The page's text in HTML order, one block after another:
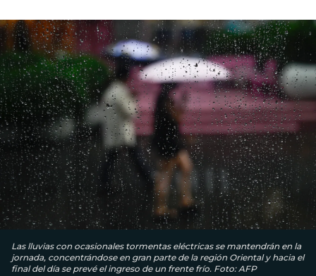
Las lluvias con ocasionales tormentas eléctricas se mantendrán en la
jornada, concentrándose en gran parte de la región Oriental y hacia el
final del día se prevé el ingreso de un frente frío. Foto: AFP